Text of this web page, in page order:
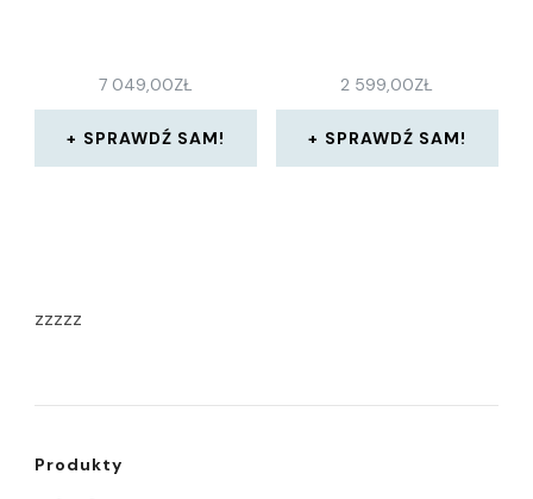
7 049,00ZŁ
SPRAWDŹ SAM!
2 599,00ZŁ
SPRAWDŹ SAM!
zzzzz
Produkty